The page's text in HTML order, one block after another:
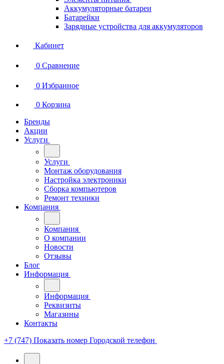
Аккумуляторные батареи
Батарейки
Зарядные устройства для аккумуляторов
Кабинет
0 Сравнение
0 Избранное
0 Корзина
Бренды
Акции
Услуги
Услуги
Монтаж оборудования
Настройка электроники
Сборка компьютеров
Ремонт техники
Компания
Компания
О компании
Новости
Отзывы
Блог
Информация
Информация
Реквизиты
Магазины
Контакты
+7 (747) Показать номер Городской телефон